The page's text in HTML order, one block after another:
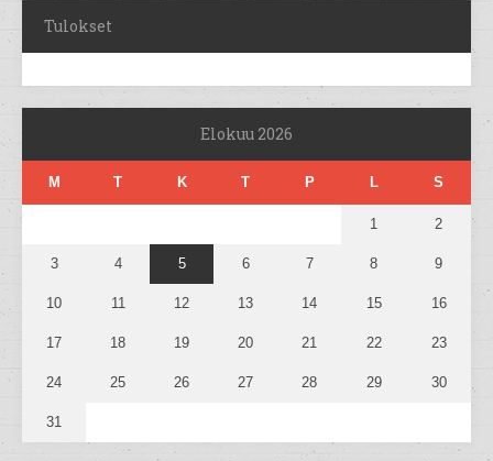
Tulokset
Elokuu 2026
M T K T P L S
1 2
3 4 5 6 7 8 9
10 11 12 13 14 15 16
17 18 19 20 21 22 23
24 25 26 27 28 29 30
31